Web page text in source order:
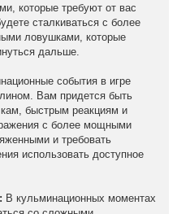
которые требуют от вас
сталкиваться с более
ловушками, которые
дальше.
события в игре
Вам придется быть
быстрым реакциям и
с более мощными
и требовать
использовать доступное
В кульминационных моментах